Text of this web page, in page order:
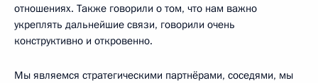
отношениях. Также говорили о том, что нам важно
укреплять дальнейшие связи, говорили очень
конструктивно и откровенно.
Мы являемся стратегическими партнёрами, соседями, мы